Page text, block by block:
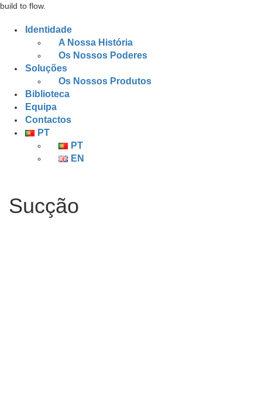
build to flow.
Identidade
A Nossa História
Os Nossos Poderes
Soluções
Os Nossos Produtos
Biblioteca
Equipa
Contactos
PT
PT
EN
Sucção